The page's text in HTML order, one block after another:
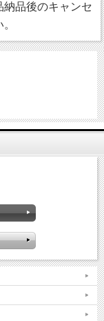
品後のキャンセ